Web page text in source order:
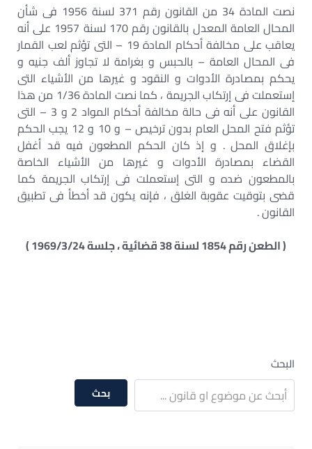
نصت المادة 34 من القانون رقم 371 لسنة 1956 فى شأن
المحال العامة المعدل بالقانون رقم 170 لسنة 1957 على أنه
يعاقب على مخالفة أحكام المادة 19 – التى تؤثم لعب القمار
فى المحال العامة – بالحبس و بغرامة لا تجاوز ألف جنيه و
يحكم بمصادرة الأدوات و النقود و غيرها من الأشياء التى
إستعملت فى إرتكاب الجريمة ، كما نصت المادة 1/36 من هذا
القانون على أنه فى حالة مخالفة أحكام المواد 2 و 3 – التى
تؤثم فتح المحل العام بدون ترخيص – و 10 و 12 يجب الحكم
بإغلاق المحل . و إذ كان الحكم المطعون فيه قد أغفل
القضاء بمصادرة الأدوات و غيرها من الأشياء الخاصة
بالمطعون ضده و التى إستعملت فى إرتكاب الجريمة كما
قضى بتوقيت عقوبة الغلق ، فإنه يكون قد أخطأ فى تطبيق
القانون .
( الطعن رقم 1854 لسنة 38 قضائية ، جلسة 1969/3/24 )
البحث
بحث